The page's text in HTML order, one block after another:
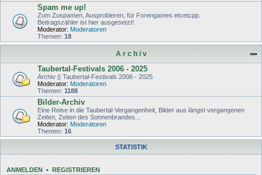
Spam me up!
Zum Zuspamen, Ausprobieren, für Forengames etcetcpp.
Beitragszähler ist hier ausgesetzt!
Moderator: Moderatoren
Themen: 18
A r c h i v
Taubertal-Festivals 2006 - 2025
Archiv || Taubertal-Festivals 2006 - 2025
Moderator: Moderatoren
Themen: 1188
Bilder-Archiv
Eine Reise in die Taubertal-Vergangenheit, Bilder aus längst vergangenen
Zeiten, Zeiten des Sonnenbrandes...
Moderator: Moderatoren
Themen: 16
STATISTIK
ANMELDEN • REGISTRIEREN